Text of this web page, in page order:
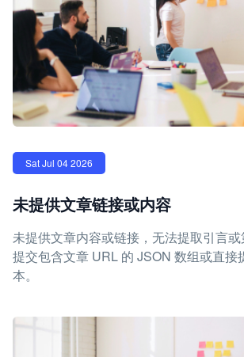
Sat Jul 04 2026
未提供文章链接或内容
未提供文章内容或链接，无法提取引言
提交包含文章 URL 的 JSON 数组或直接
本。